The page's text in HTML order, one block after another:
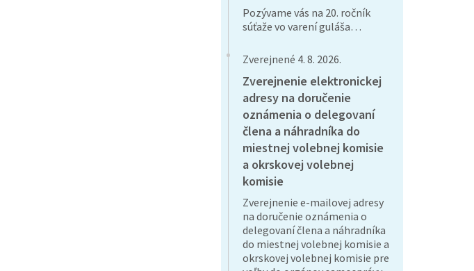
Pozývame vás na 20. ročník
súťaže vo varení guláša…
Zverejnené 4. 8. 2026.
Zverejnenie elektronickej
adresy na doručenie
oznámenia o delegovaní
člena a náhradníka do
miestnej volebnej komisie
a okrskovej volebnej
komisie
Zverejnenie e-mailovej adresy
na doručenie oznámenia o
delegovaní člena a náhradníka
do miestnej volebnej komisie a
okrskovej volebnej komisie pre